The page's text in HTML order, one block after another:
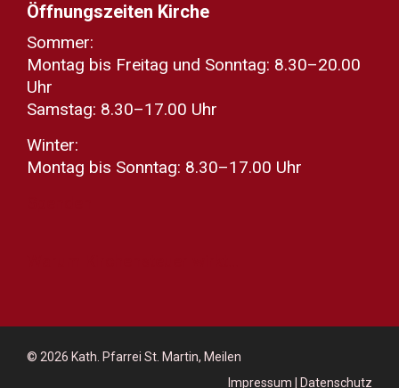
Öffnungszeiten Kirche
Sommer:
Montag bis Freitag und Sonntag: 8.30–20.00
Uhr
Samstag: 8.30–17.00 Uhr
Winter:
Montag bis Sonntag: 8.30–17.00 Uhr
© 2026 Kath. Pfarrei St. Martin, Meilen
Impressum
Datenschutz